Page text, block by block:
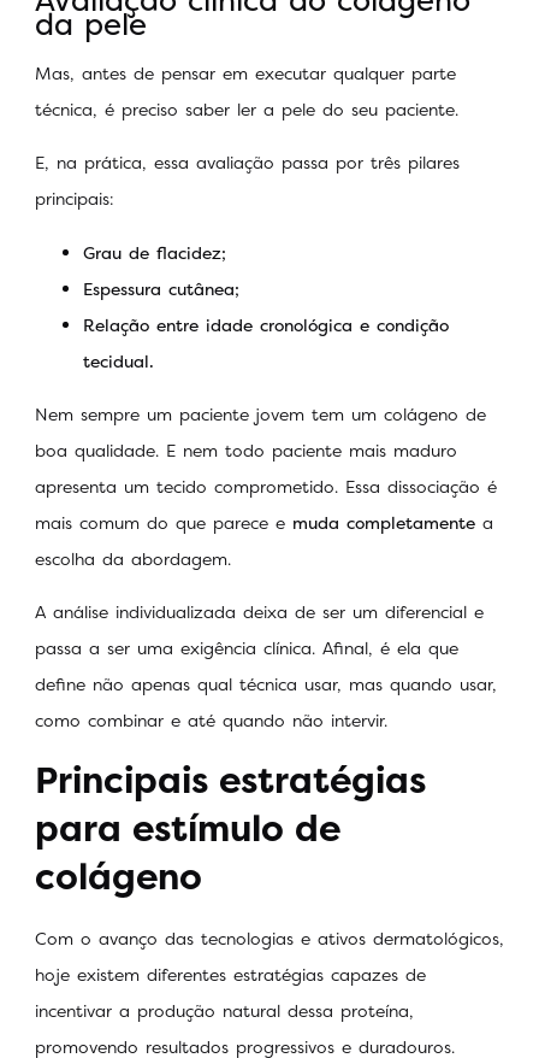
da pele
Mas, antes de pensar em executar qualquer parte
técnica, é preciso saber ler a pele do seu paciente.
E, na prática, essa avaliação passa por três pilares
principais:
Grau de flacidez;
Espessura cutânea;
Relação entre idade cronológica e condição
tecidual.
Nem sempre um paciente jovem tem um colágeno de
boa qualidade. E nem todo paciente mais maduro
apresenta um tecido comprometido. Essa dissociação é
mais comum do que parece e muda completamente a
escolha da abordagem.
A análise individualizada deixa de ser um diferencial e
passa a ser uma exigência clínica. Afinal, é ela que
define não apenas qual técnica usar, mas quando usar,
como combinar e até quando não intervir.
Principais estratégias
para estímulo de
colágeno
Com o avanço das tecnologias e ativos dermatológicos,
hoje existem diferentes estratégias capazes de
incentivar a produção natural dessa proteína,
promovendo resultados progressivos e duradouros.